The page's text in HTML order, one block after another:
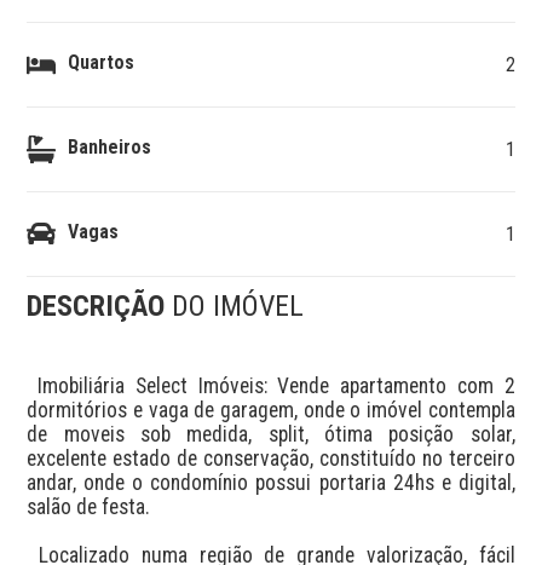
Quartos 2
Banheiros 1
Vagas 1
DESCRIÇÃO DO IMÓVEL
dormitórios e vaga de garagem, onde o imóvel contempla
de moveis sob medida, split, ótima posição solar,
excelente estado de conservação, constituído no terceiro
andar, onde o condomínio possui portaria 24hs e digital,
salão de festa.